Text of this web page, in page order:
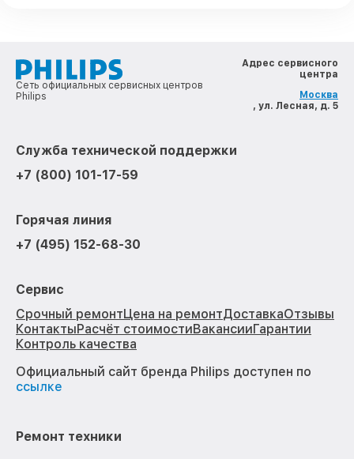
Сеть официальных сервисных центров
Philips
Адрес сервисного
центра
Москва
, ул. Лесная, д. 5
Служба технической поддержки
+7 (800) 101-17-59
Горячая линия
+7 (495) 152-68-30
Сервис
Срочный ремонтЦена на ремонтДоставкаОтзывы
КонтактыРасчёт стоимостиВакансииГарантии
Контроль качества
Официальный сайт бренда Philips доступен по
ссылке
Ремонт техники